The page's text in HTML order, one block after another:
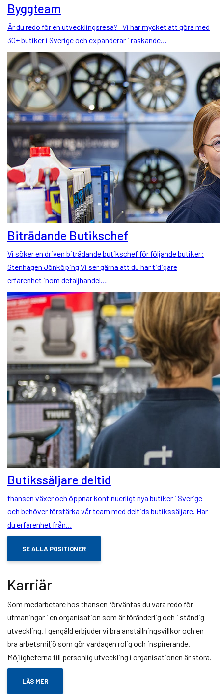
Byggteam
Är du redo för en utvecklingsresa? Vi har mycket att göra med
30+ butiker i Sverige och expanderar i raskande…
Biträdande Butikschef
Vi söker en driven biträdande butikschef för följande butiker:
Stenhagen Jönköping Vi ser gärna att du har tidigare
erfarenhet inom detaljhandel…
Butikssäljare deltid
thansen växer och öppnar kontinuerligt nya butiker i Sverige
och behöver förstärka vår team med deltids butikssäljare. Har
du erfarenhet från…
SE ALLA POSITIONER
Karriär
Som medarbetare hos thansen förväntas du vara redo för
utmaningar i en organisation som är föränderlig och i ständig
utveckling. I gengäld erbjuder vi bra anställningsvillkor och en
bra arbetsmiljö som gör vardagen rolig och inspirerande.
Möjligheterna till personlig utveckling i organisationen är stora.
LÄS MER